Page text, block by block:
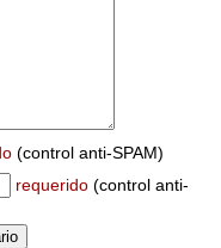
(control anti-SPAM)
requerido (control anti-